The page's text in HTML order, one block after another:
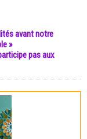
avant notre
»
pas aux